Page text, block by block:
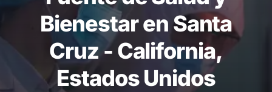
Bienestar en Santa
Cruz - California,
Estados Unidos